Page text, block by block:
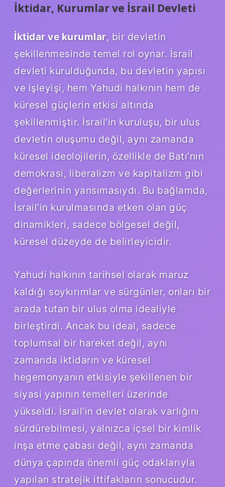
İktidar, Kurumlar ve İsrail Devleti
İktidar ve kurumlar, bir devletin
şekillenmesinde temel rol oynar. İsrail
devleti kurulduğunda, bu devletin yapısı
ve işleyişi, hem Yahudi halkının hem de
küresel güçlerin etkisi altında
şekillenmiştir. İsrail’in kuruluşu, bir ulus
devletin oluşumu değil, aynı zamanda
küresel ideolojilerin, özellikle de Batı’nın
demokrasi, liberalizm ve kapitalizm gibi
değerlerinin yansımasıydı. Bu bağlamda,
İsrail’in kurulmasında etken olan güç
dinamikleri, sadece bölgesel değil,
küresel düzeyde de belirleyicidir.
Yahudi halkının tarihsel olarak maruz
kaldığı soykırımlar ve sürgünler, onları bir
arada tutan bir ulus olma idealiyle
birleştirdi. Ancak bu ideal, sadece
toplumsal bir hareket değil, aynı
zamanda iktidarın ve küresel
hegemonyanın etkisiyle şekillenen bir
siyasi yapının temelleri üzerinde
yükseldi. İsrail’in devlet olarak varlığını
sürdürebilmesi, yalnızca içsel bir kimlik
inşa etme çabası değil, aynı zamanda
dünya çapında önemli güç odaklarıyla
yapılan stratejik ittifakların sonucudur.